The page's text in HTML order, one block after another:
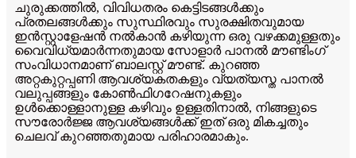
ചുരുക്കത്തിൽ, വിവിധതരം കെട്ടിടങ്ങൾക്കും
പ്രതലങ്ങൾക്കും സുസ്ഥിരവും സുരക്ഷിതവുമായ
ഇൻസ്റ്റാളേഷൻ നൽകാൻ കഴിയുന്ന ഒരു വഴക്കമുള്ളതും
വൈവിധ്യമാർന്നതുമായ സോളാർ പാനൽ മൗണ്ടിംഗ്
സംവിധാനമാണ് ബാലസ്റ്റ് മൗണ്ട്. കുറഞ്ഞ
അറ്റകുറ്റപ്പണി ആവശ്യകതകളും വ്യത്യസ്ത പാനൽ
വലുപ്പങ്ങളും കോൺഫിഗറേഷനുകളും
ഉൾക്കൊള്ളാനുള്ള കഴിവും ഉള്ളതിനാൽ, നിങ്ങളുടെ
സൗരോർജ്ജ ആവശ്യങ്ങൾക്ക് ഇത് ഒരു മികച്ചതും
ചെലവ് കുറഞ്ഞതുമായ പരിഹാരമാകും.